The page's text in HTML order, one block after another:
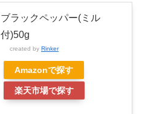
ブラックペッパー(ミル
付)50g
created by Rinker
Amazonで探す
楽天市場で探す